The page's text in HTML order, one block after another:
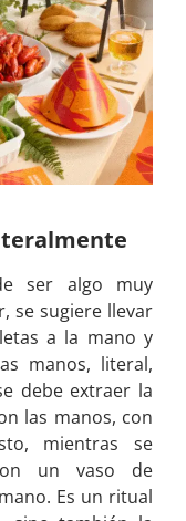
ser algo muy
se sugiere llevar
a la mano y
manos, literal,
debe extraer la
las manos, con
mientras se
un vaso de
Es un ritual